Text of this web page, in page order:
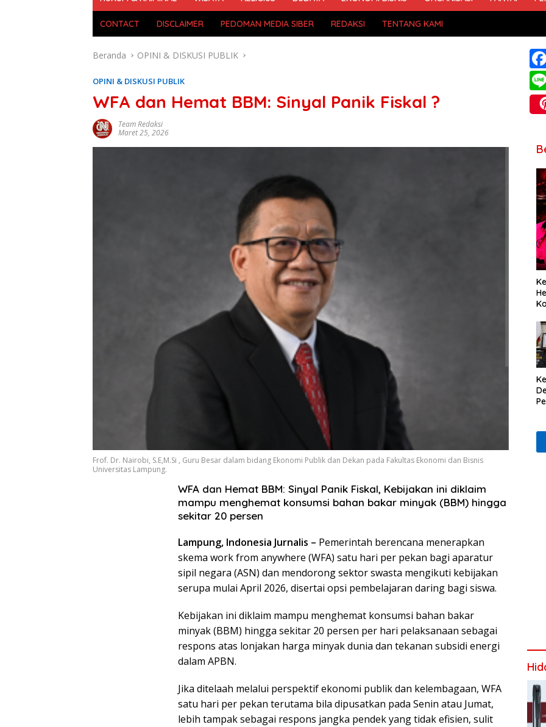
CONTACT DISCLAIMER PEDOMAN MEDIA SIBER REDAKSI TENTANG KAMI
Beranda OPINI & DISKUSI PUBLIK
OPINI & DISKUSI PUBLIK
WFA dan Hemat BBM: Sinyal Panik Fiskal ?
Team Redaksi
Maret 25, 2026
Frof. Dr. Nairobi, S.E,M.Si , Guru Besar dalam bidang Ekonomi Publik dan Dekan pada Fakultas Ekonomi dan Bisnis
Universitas Lampung.
WFA dan Hemat BBM: Sinyal Panik Fiskal, Kebijakan ini diklaim
mampu menghemat konsumsi bahan bakar minyak (BBM) hingga
sekitar 20 persen
Lampung, Indonesia Jurnalis – Pemerintah berencana menerapkan
skema work from anywhere (WFA) satu hari per pekan bagi aparatur
sipil negara (ASN) dan mendorong sektor swasta mengikuti kebijakan
serupa mulai April 2026, disertai opsi pembelajaran daring bagi siswa.
Kebijakan ini diklaim mampu menghemat konsumsi bahan bakar
minyak (BBM) hingga sekitar 20 persen per hari pelaksanaan sebagai
respons atas lonjakan harga minyak dunia dan tekanan subsidi energi
dalam APBN.
Jika ditelaah melalui perspektif ekonomi publik dan kelembagaan, WFA
satu hari per pekan terutama bila dipusatkan pada Senin atau Jumat,
lebih tampak sebagai respons jangka pendek yang tidak efisien, sulit